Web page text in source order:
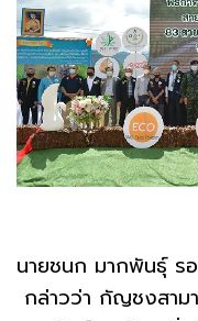
นายชนก มากพันธุ์ ร
กล่าวว่า กัญชงสาม